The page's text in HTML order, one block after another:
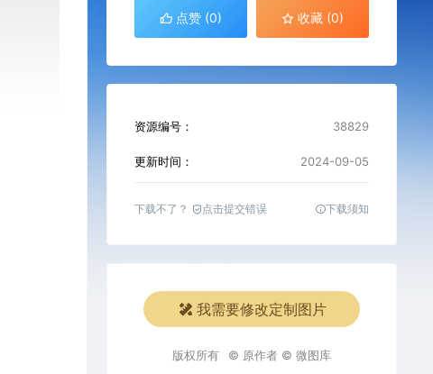
点赞 (0) 收藏 (0)
资源编号： 38829
更新时间： 2024-09-05
下载不了？ 点击提交错误 下载须知
我需要修改定制图片
版权所有 © 原作者 © 微图库